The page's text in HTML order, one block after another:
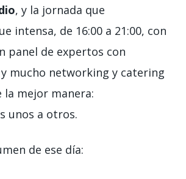
, y la jornada que
intensa, de 16:00 a 21:00, con
panel de expertos con
mucho networking y catering
la mejor manera:
unos a otros.
de ese día: